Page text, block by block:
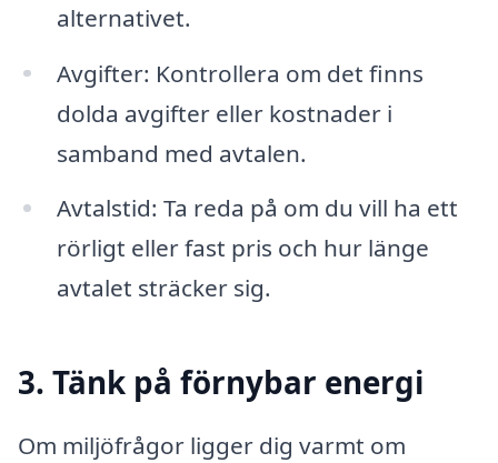
alternativet.
Avgifter: Kontrollera om det finns
dolda avgifter eller kostnader i
samband med avtalen.
Avtalstid: Ta reda på om du vill ha ett
rörligt eller fast pris och hur länge
avtalet sträcker sig.
3. Tänk på förnybar energi
Om miljöfrågor ligger dig varmt om